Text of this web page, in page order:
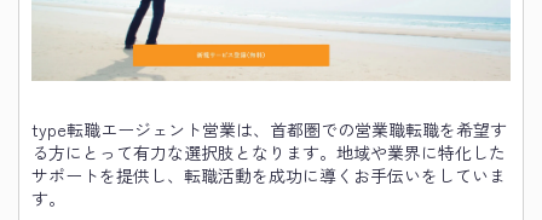
type転職エージェント営業は、首都圏での営業職転職を希望す
る方にとって有力な選択肢となります。地域や業界に特化した
サポートを提供し、転職活動を成功に導くお手伝いをしていま
す。